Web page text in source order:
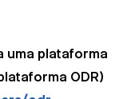
uma plataforma
ODR)